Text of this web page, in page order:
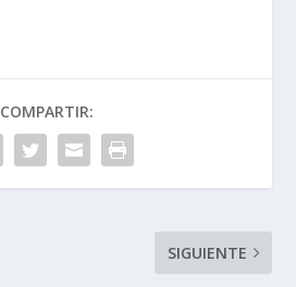
COMPARTIR:
SIGUIENTE